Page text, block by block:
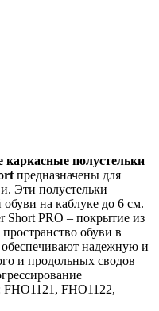
каркасные полустельки
предназначены для
Эти полустельки
на каблуке до 6 см.
Short PRO – покрытие из
обуви в
надежную и
и продольных сводов
FHO1121, FHO1122,